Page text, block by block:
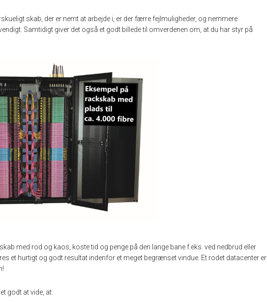
skab, der er nemt at arbejde i, er der færre fejlmuligheder, og nemmere
Samtidigt giver det også et godt billede til omverdenen om, at du har styr på
med rod og kaos, koste tid og penge på den lange bane f.eks. ved nedbrud eller
et hurtigt og godt resultat indenfor et meget begrænset vindue. Et rodet datacenter er
godt at vide, at: